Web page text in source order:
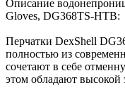
Описание
Gloves, DG368TS-HTB:
Перчатки DexShell
полностью из
сочетают в себе
этом обладают высокой